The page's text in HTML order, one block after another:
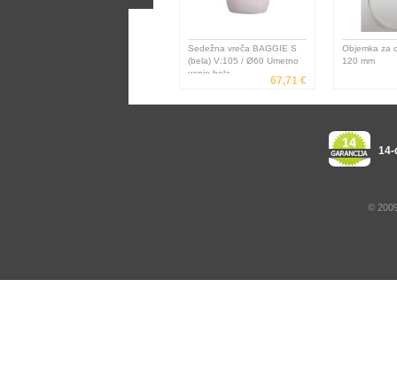
Sedežna vreča BAGGIE S
(bela) V:105 / Ø60 Umetno
usnje bela
67,71 €
Objemka za
120 mm
14-
©